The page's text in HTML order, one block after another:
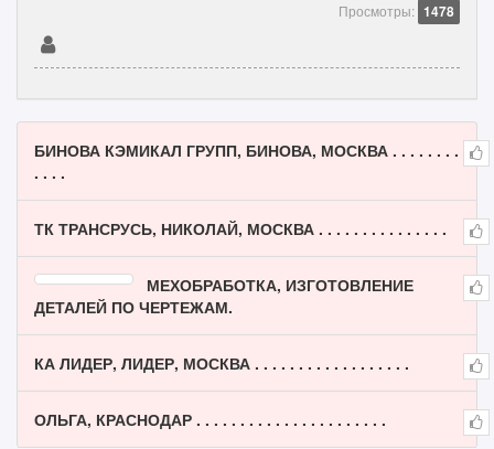
Просмотры: 1478
БИНОВА КЭМИКАЛ ГРУПП, БИНОВА, МОСКВА . . . . . . . .
. . . .
ТК ТРАНСРУСЬ, НИКОЛАЙ, МОСКВА . . . . . . . . . . . . . . .
МЕХОБРАБОТКА, ИЗГОТОВЛЕНИЕ
ДЕТАЛЕЙ ПО ЧЕРТЕЖАМ.
КА ЛИДЕР, ЛИДЕР, МОСКВА . . . . . . . . . . . . . . . . . .
ОЛЬГА, КРАСНОДАР . . . . . . . . . . . . . . . . . . . . . .